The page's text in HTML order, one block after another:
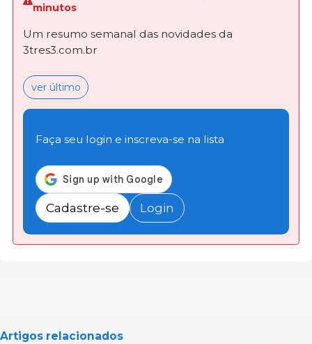
minutos
Um resumo semanal das novidades da
3tres3.com.br
ver último
Faça seu login e inscreva-se na lista
Cadastre-se Login
Artigos relacionados